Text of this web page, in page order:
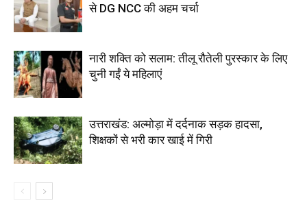
से DG NCC की अहम चर्चा
नारी शक्ति को सलाम: तीलू रौतेली पुरस्कार के लिए
चुनी गईं ये महिलाएं
उत्तराखंड: अल्मोड़ा में दर्दनाक सड़क हादसा,
शिक्षकों से भरी कार खाई में गिरी